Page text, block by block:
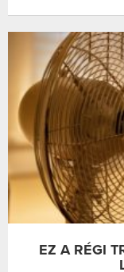
EZ A RÉGI